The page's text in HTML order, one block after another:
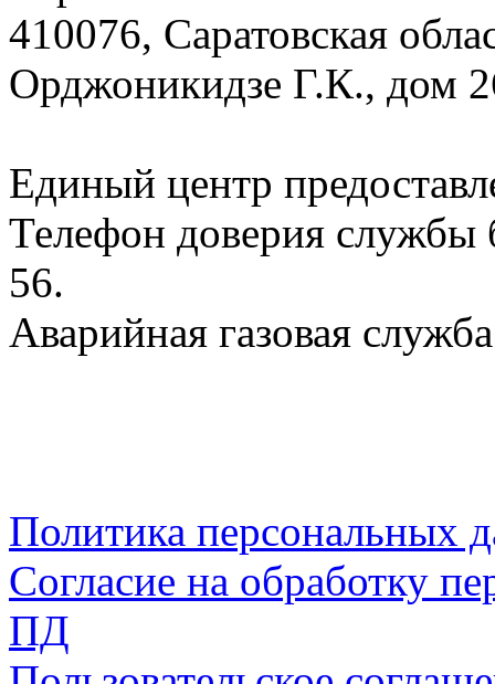
410076, Саратовская
Орджоникидзе Г.К., дом
Единый центр
Телефон доверия службы
56.
Аварийная газовая
Политика персональных
Согласие на обработку
ПД